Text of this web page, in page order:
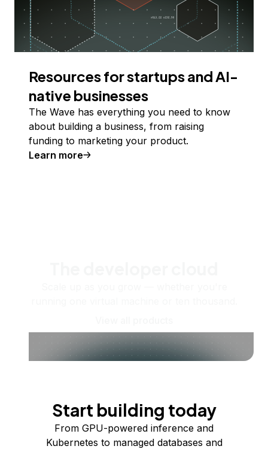
Resources for startups and AI-
native businesses
The Wave has everything you need to know
about building a business, from raising
funding to marketing your product.
Learn more
Start building today
From GPU-powered inference and
Kubernetes to managed databases and